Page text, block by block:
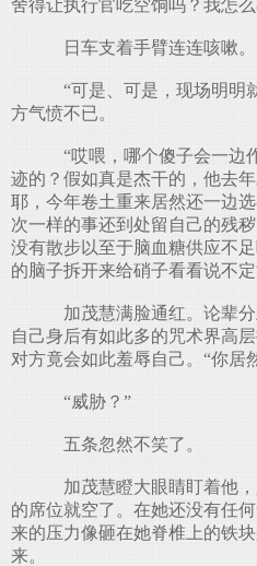
舍得让执行官吃空饷吗？我怎
日车支着手臂连连咳嗽。
“可是、可是，现场明明
方气愤不已。
“哎喂，哪个傻子会一边
迹的？假如真是杰干的，他去
耶，今年卷土重来居然还一边
次一样的事还到处留自己的残
没有散步以至于脑血糖供应不
的脑子拆开来给硝子看看说不
加茂慧满脸通红。论辈
自己身后有如此多的咒术界高
对方竟会如此羞辱自己。“你居
“威胁？”
五条忽然不笑了。
加茂慧瞪大眼睛盯着他
的席位就空了。在她还没有任
来的压力像砸在她脊椎上的铁
来。